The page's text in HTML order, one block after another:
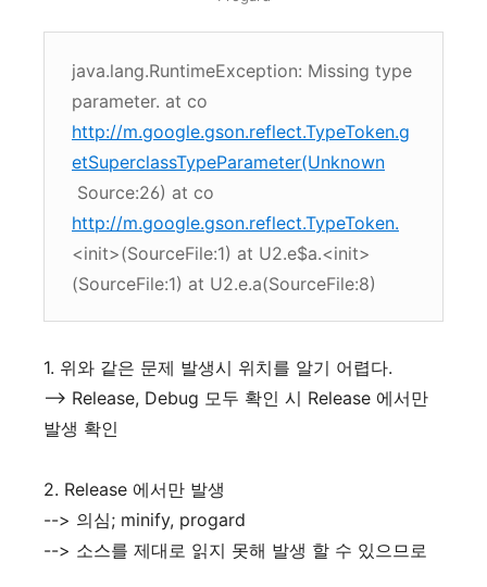
java.lang.RuntimeException: Missing type
parameter. at co
http://m.google.gson.reflect.TypeToken.g
etSuperclassTypeParameter(Unknown
Source:26) at co
http://m.google.gson.reflect.TypeToken.
<init>(SourceFile:1) at U2.e$a.<init>
(SourceFile:1) at U2.e.a(SourceFile:8)
1. 위와 같은 문제 발생시 위치를 알기 어렵다.
--> Release, Debug 모두 확인 시 Release 에서만
발생 확인
2. Release 에서만 발생
--> 의심; minify, progard
--> 소스를 제대로 읽지 못해 발생 할 수 있으므로